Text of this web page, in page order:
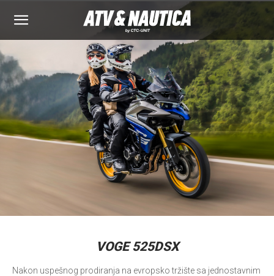
VOGE 525DSX
Nakon uspešnog prodiranja na evropsko tržište sa jednostavnim